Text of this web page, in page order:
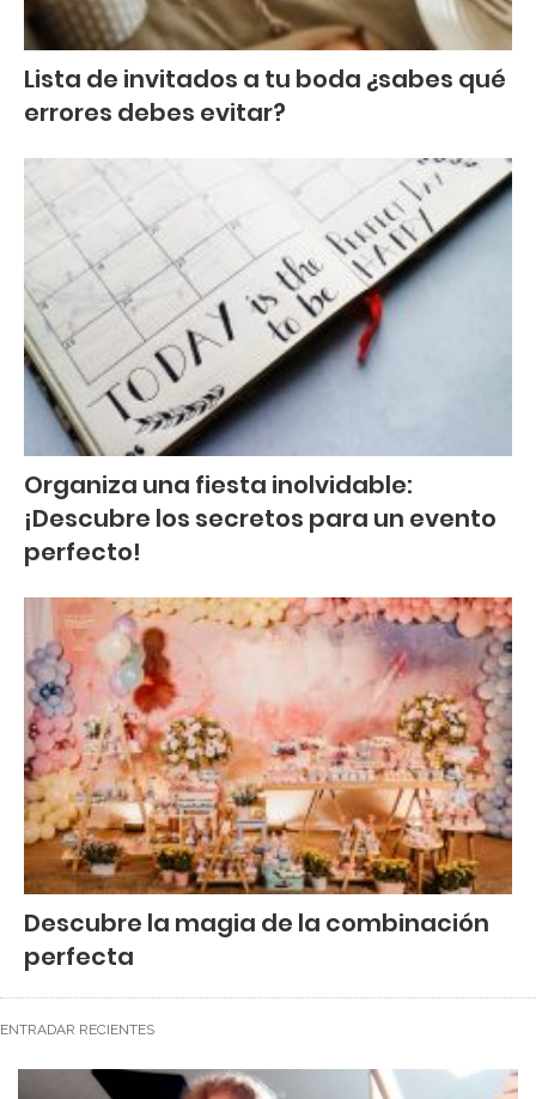
Lista de invitados a tu boda ¿sabes qué
errores debes evitar?
Organiza una fiesta inolvidable:
¡Descubre los secretos para un evento
perfecto!
Descubre la magia de la combinación
perfecta
ENTRADAR RECIENTES